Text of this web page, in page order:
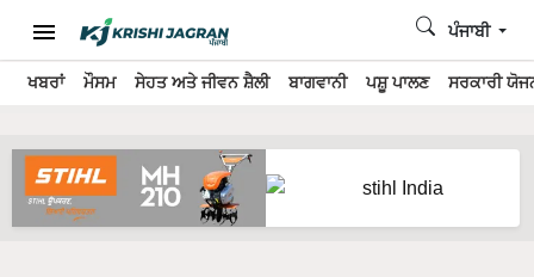
ਖਬਰਾਂ ਮੌਸਮ ਸੇਹਤ ਅਤੇ ਜੀਵਨ ਸ਼ੈਲੀ ਬਾਗਵਾਨੀ ਪਸ਼ੂ ਪਾਲਣ ਸਰਕਾਰੀ
ਪੰਜਾਬੀ